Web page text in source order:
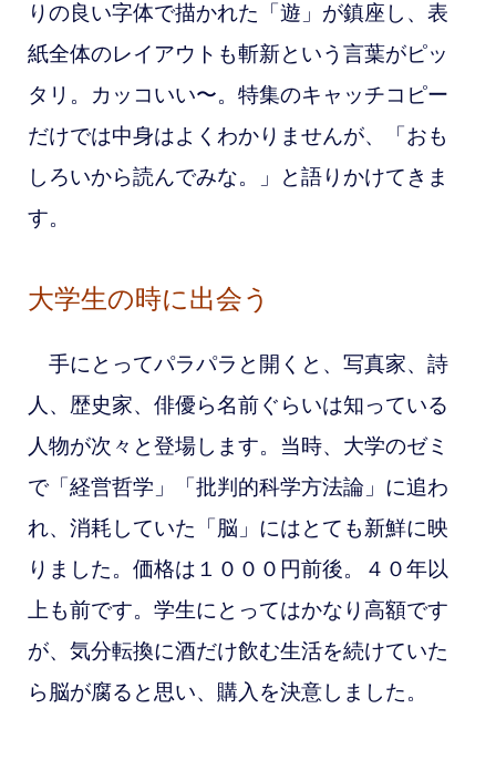
りの良い字体で描かれた「遊」が鎮座し、表
紙全体のレイアウトも斬新という言葉がピッ
タリ。カッコいい〜。特集のキャッチコピー
だけでは中身はよくわかりませんが、「おも
しろいから読んでみな。」と語りかけてきま
す。
大学生の時に出会う
手にとってパラパラと開くと、写真家、詩
人、歴史家、俳優ら名前ぐらいは知っている
人物が次々と登場します。当時、大学のゼミ
で「経営哲学」「批判的科学方法論」に追わ
れ、消耗していた「脳」にはとても新鮮に映
りました。価格は１０００円前後。４０年以
上も前です。学生にとってはかなり高額です
が、気分転換に酒だけ飲む生活を続けていた
ら脳が腐ると思い、購入を決意しました。